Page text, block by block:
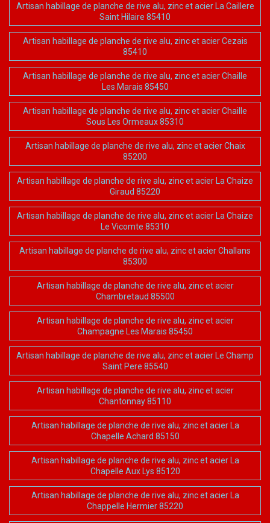
Artisan habillage de planche de rive alu, zinc et acier La Caillere
Saint Hilaire 85410
Artisan habillage de planche de rive alu, zinc et acier Cezais
85410
Artisan habillage de planche de rive alu, zinc et acier Chaille
Les Marais 85450
Artisan habillage de planche de rive alu, zinc et acier Chaille
Sous Les Ormeaux 85310
Artisan habillage de planche de rive alu, zinc et acier Chaix
85200
Artisan habillage de planche de rive alu, zinc et acier La Chaize
Giraud 85220
Artisan habillage de planche de rive alu, zinc et acier La Chaize
Le Vicomte 85310
Artisan habillage de planche de rive alu, zinc et acier Challans
85300
Artisan habillage de planche de rive alu, zinc et acier
Chambretaud 85500
Artisan habillage de planche de rive alu, zinc et acier
Champagne Les Marais 85450
Artisan habillage de planche de rive alu, zinc et acier Le Champ
Saint Pere 85540
Artisan habillage de planche de rive alu, zinc et acier
Chantonnay 85110
Artisan habillage de planche de rive alu, zinc et acier La
Chapelle Achard 85150
Artisan habillage de planche de rive alu, zinc et acier La
Chapelle Aux Lys 85120
Artisan habillage de planche de rive alu, zinc et acier La
Chappelle Hermier 85220